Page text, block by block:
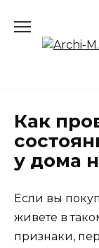
содержанию
Как
у дома
Если вы
живете в
признаки,